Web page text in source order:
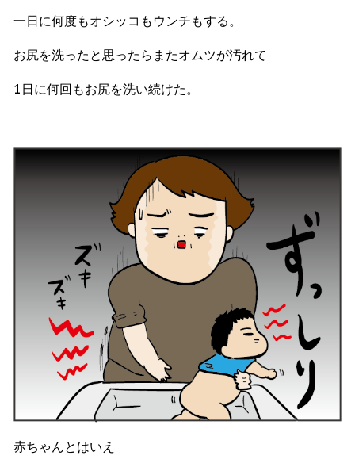
一日に何度もオシッコもウンチもする。
お尻を洗ったと思ったらまたオムツが汚れて
1日に何回もお尻を洗い続けた。
赤ちゃんとはいえ